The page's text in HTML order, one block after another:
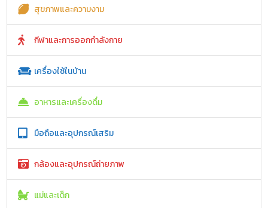
สุขภาพและความงาม
กีฬาและการออกกำลังกาย
เครื่องใช้ในบ้าน
อาหารและเครื่องดื่ม
มือถือและอุปกรณ์เสริม
กล้องและอุปกรณ์ถ่ายภาพ
แม่และเด็ก